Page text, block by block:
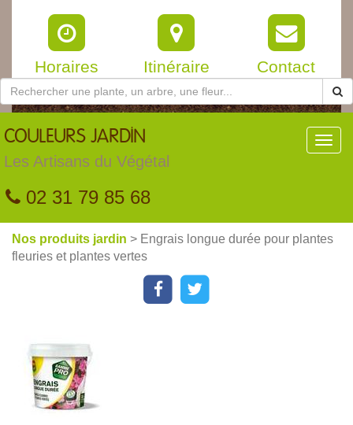
Horaires Itinéraire Contact
COULEURS JARDIN
Les Artisans du Végétal
02 31 79 85 68
Nos produits jardin > Engrais longue durée pour plantes
fleuries et plantes vertes